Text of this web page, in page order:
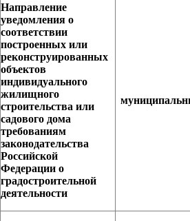
Направление
уведомления о
соответствии
построенных или
реконструированных
объектов
индивидуального
жилищного
строительства или
садового дома
требованиям
законодательства
Российской
Федерации о
градостроительной
деятельности